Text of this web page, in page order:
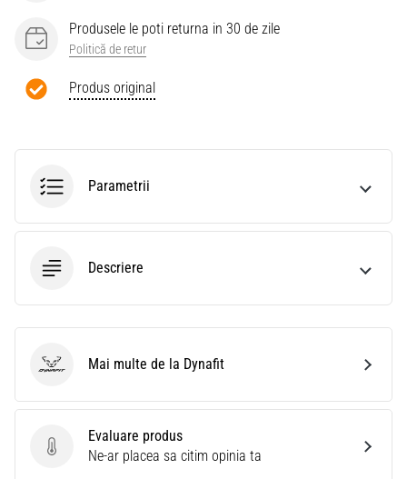
Produsele le poti returna in 30 de zile
Politică de retur
Produs original
Parametrii
Descriere
Evaluare produs
Evaluare produs
Ne-ar placea sa citim opinia ta
DynafitMai multe de la Dynafit